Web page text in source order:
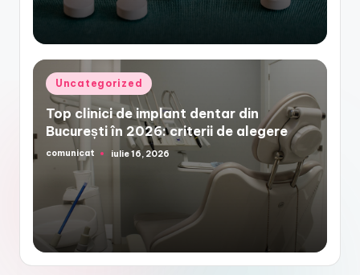
Posted
in
Uncategorized
Top clinici de implant dentar din
București în 2026: criterii de alegere
Posted
comunicat iulie 16, 2026